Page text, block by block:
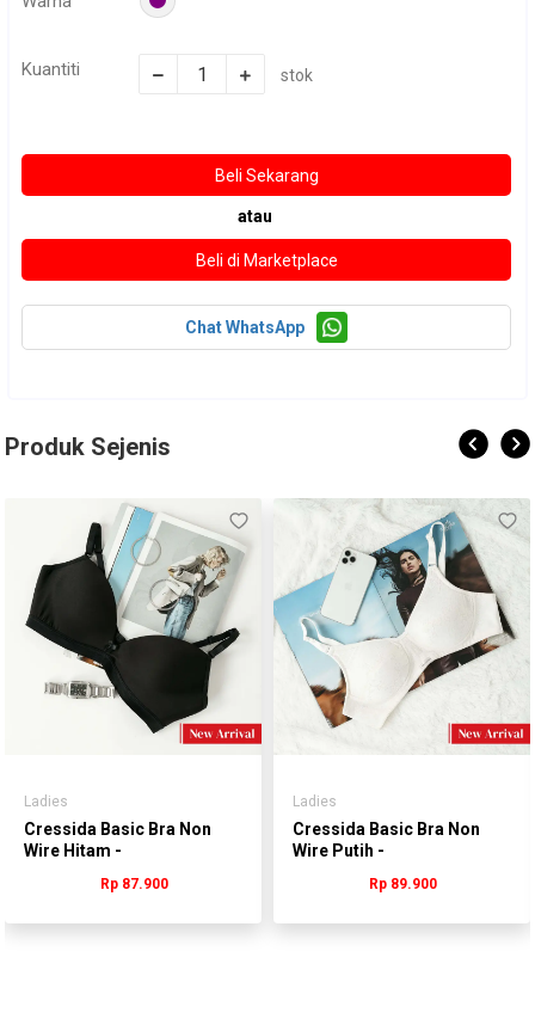
Kuantiti stok
atau
Chat WhatsApp
Produk Sejenis
Ladies
Cressida Basic Bra Non
Wire Hitam -
Rp 87.900
Ladies
Cressida Basic Bra Non
Wire Putih -
Rp 89.900